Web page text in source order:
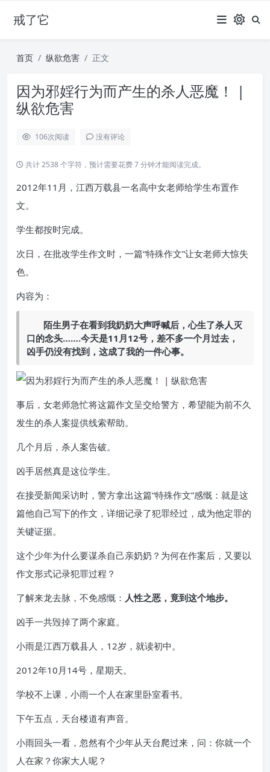
戒了它
首页 纵欲危害 正文
因为邪婬行为而产生的杀人恶魔！ |
纵欲危害
106次阅读 没有评论
共计 2538 个字符，预计需要花费 7 分钟才能阅读完成。
2012年11月，江西万载县一名高中女老师给学生布置作
文。
学生都按时完成。
次日，在批改学生作文时，一篇“特殊作文”让女老师大惊失
色。
内容为：
陌生男子在看到我奶奶大声呼喊后，心生了杀人灭
口的念头…….今天是11月12号，差不多一个月过去，
凶手仍没有找到，这成了我的一件心事。
事后，女老师急忙将这篇作文呈交给警方，希望能为前不久
发生的杀人案提供线索帮助。
几个月后，杀人案告破。
凶手居然真是这位学生。
在接受新闻采访时，警方拿出这篇“特殊作文”感慨：就是这
篇他自己写下的作文，详细记录了犯罪经过，成为他定罪的
关键证据。
这个少年为什么要谋杀自己亲奶奶？为何在作案后，又要以
作文形式记录犯罪过程？
了解来龙去脉，不免感慨： 人性之恶，竟到这个地步。
凶手一共毁掉了两个家庭。
小雨是江西万载县人，12岁，就读初中。
2012年10月14号，星期天。
学校不上课，小雨一个人在家里卧室看书。
下午五点，天台楼道有声音。
小雨回头一看，忽然有个少年从天台爬过来，问：你就一个
人在家？你家大人呢？